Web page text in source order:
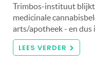
Trimbos-instituut blijkt
medicinale
arts/apotheek - en
LEES VERDER